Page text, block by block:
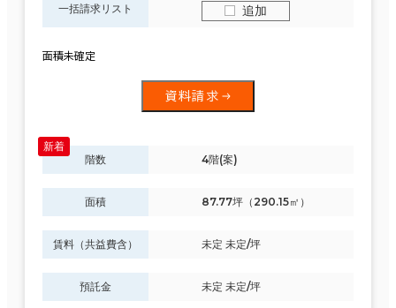
一括請求リスト 追加
面積未確定
資料請求
階数 4階(案)
面積 87.77坪（290.15㎡）
賃料（共益費含） 未定 未定/坪
預託金 未定 未定/坪